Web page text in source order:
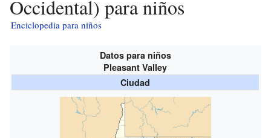
Occidental) para niños
Enciclopedia para niños
Datos para niños
Pleasant Valley
Ciudad